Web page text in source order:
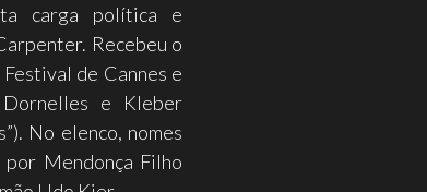
carga política e
Recebeu o
de Cannes e
e Kleber
No elenco, nomes
Mendonça Filho